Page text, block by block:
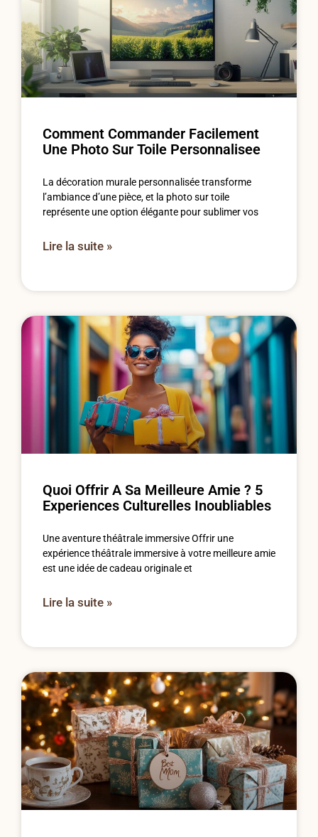
Comment Commander Facilement
Une Photo Sur Toile Personnalisee
La décoration murale personnalisée transforme
l’ambiance d’une pièce, et la photo sur toile
représente une option élégante pour sublimer vos
Lire la suite »
Quoi Offrir A Sa Meilleure Amie ? 5
Experiences Culturelles Inoubliables
Une aventure théâtrale immersive Offrir une
expérience théâtrale immersive à votre meilleure amie
est une idée de cadeau originale et
Lire la suite »